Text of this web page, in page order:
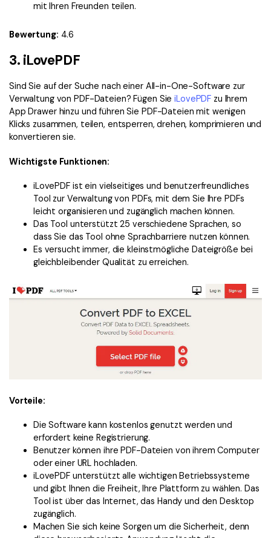
mit Ihren Freunden teilen.
Bewertung: 4.6
3. iLovePDF
Sind Sie auf der Suche nach einer All-in-One-Software zur
Verwaltung von PDF-Dateien? Fügen SieiLovePDF zu Ihrem
App Drawer hinzu und führen Sie PDF-Dateien mit wenigen
Klicks zusammen, teilen, entsperren, drehen, komprimieren und
konvertieren sie.
Wichtigste Funktionen:
iLovePDF ist ein vielseitiges und benutzerfreundliches
Tool zur Verwaltung von PDFs, mit dem Sie Ihre PDFs
leicht organisieren und zugänglich machen können.
Das Tool unterstützt 25 verschiedene Sprachen, so
dass Sie das Tool ohne Sprachbarriere nutzen können.
Es versucht immer, die kleinstmögliche Dateigröße bei
gleichbleibender Qualität zu erreichen.
Vorteile:
Die Software kann kostenlos genutzt werden und
erfordert keine Registrierung.
Benutzer können ihre PDF-Dateien von ihrem Computer
oder einer URL hochladen.
iLovePDF unterstützt alle wichtigen Betriebssysteme
und gibt Ihnen die Freiheit, Ihre Plattform zu wählen. Das
Tool ist über das Internet, das Handy und den Desktop
zugänglich.
Machen Sie sich keine Sorgen um die Sicherheit, denn